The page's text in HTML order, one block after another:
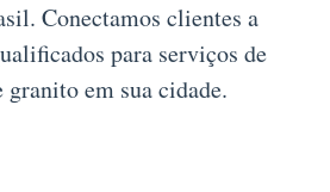
Conectamos clientes a
para serviços de
granito em sua cidade.